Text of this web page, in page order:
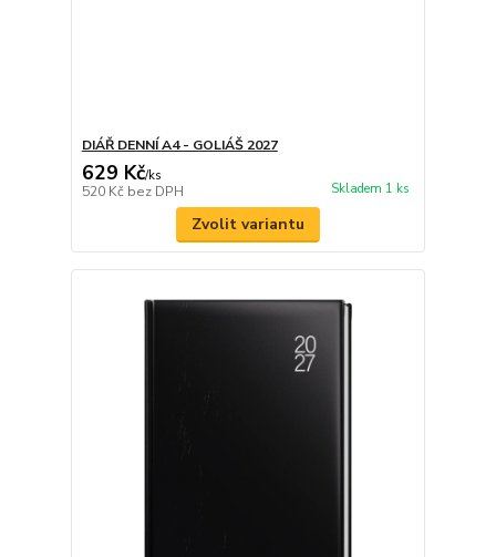
DIÁŘ DENNÍ A4 - GOLIÁŠ 2027
629 Kč/ks
520 Kč bez DPH Skladem 1 ks
Zvolit variantu